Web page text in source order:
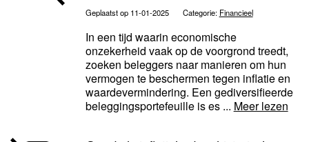
Geplaatst op 11-01-2025 Categorie: Financieel
In een tijd waarin economische
onzekerheid vaak op de voorgrond treedt,
zoeken beleggers naar manieren om hun
vermogen te beschermen tegen inflatie en
waardevermindering. Een gediversifieerde
beleggingsportefeuille is es ... Meer lezen